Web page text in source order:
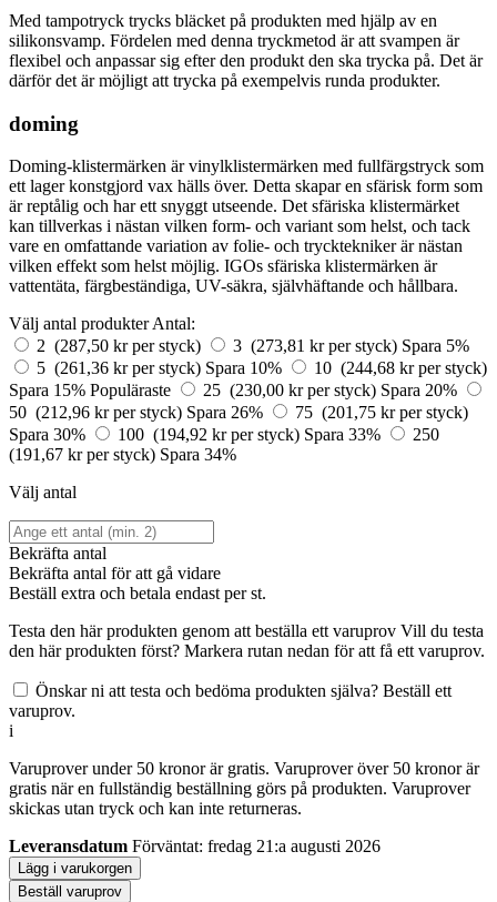
Med tampotryck trycks bläcket på produkten med hjälp av en
silikonsvamp. Fördelen med denna tryckmetod är att svampen är
flexibel och anpassar sig efter den produkt den ska trycka på. Det är
därför det är möjligt att trycka på exempelvis runda produkter.
doming
Doming-klistermärken är vinylklistermärken med fullfärgstryck som
ett lager konstgjord vax hälls över. Detta skapar en sfärisk form som
är reptålig och har ett snyggt utseende. Det sfäriska klistermärket
kan tillverkas i nästan vilken form- och variant som helst, och tack
vare en omfattande variation av folie- och trycktekniker är nästan
vilken effekt som helst möjlig. IGOs sfäriska klistermärken är
vattentäta, färgbeständiga, UV-säkra, självhäftande och hållbara.
Välj antal produkter Antal:
2 (287,50 kr per styck)
3 (273,81 kr per styck) Spara 5%
5 (261,36 kr per styck) Spara 10%
10 (244,68 kr per styck)
Spara 15% Populäraste 25 (230,00 kr per styck) Spara 20%
50 (212,96 kr per styck) Spara 26%
75 (201,75 kr per styck)
Spara 30%
100 (194,92 kr per styck) Spara 33%
250
(191,67 kr per styck) Spara 34%
Välj antal
Bekräfta antal
Bekräfta antal för att gå vidare
Beställ extra och betala endast per st.
Testa den här produkten genom att beställa ett varuprov Vill du testa
den här produkten först? Markera rutan nedan för att få ett varuprov.
Önskar ni att testa och bedöma produkten själva? Beställ ett
varuprov.
i
Varuprover under 50 kronor är gratis. Varuprover över 50 kronor är
gratis när en fullständig beställning görs på produkten. Varuprover
skickas utan tryck och kan inte returneras.
Leveransdatum Förväntat: fredag 21:a augusti 2026
Lägg i varukorgen
Beställ varuprov